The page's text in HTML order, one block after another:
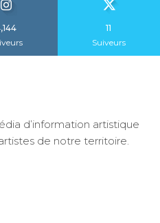
11
Suiveurs
d’information artistique
de notre territoire.